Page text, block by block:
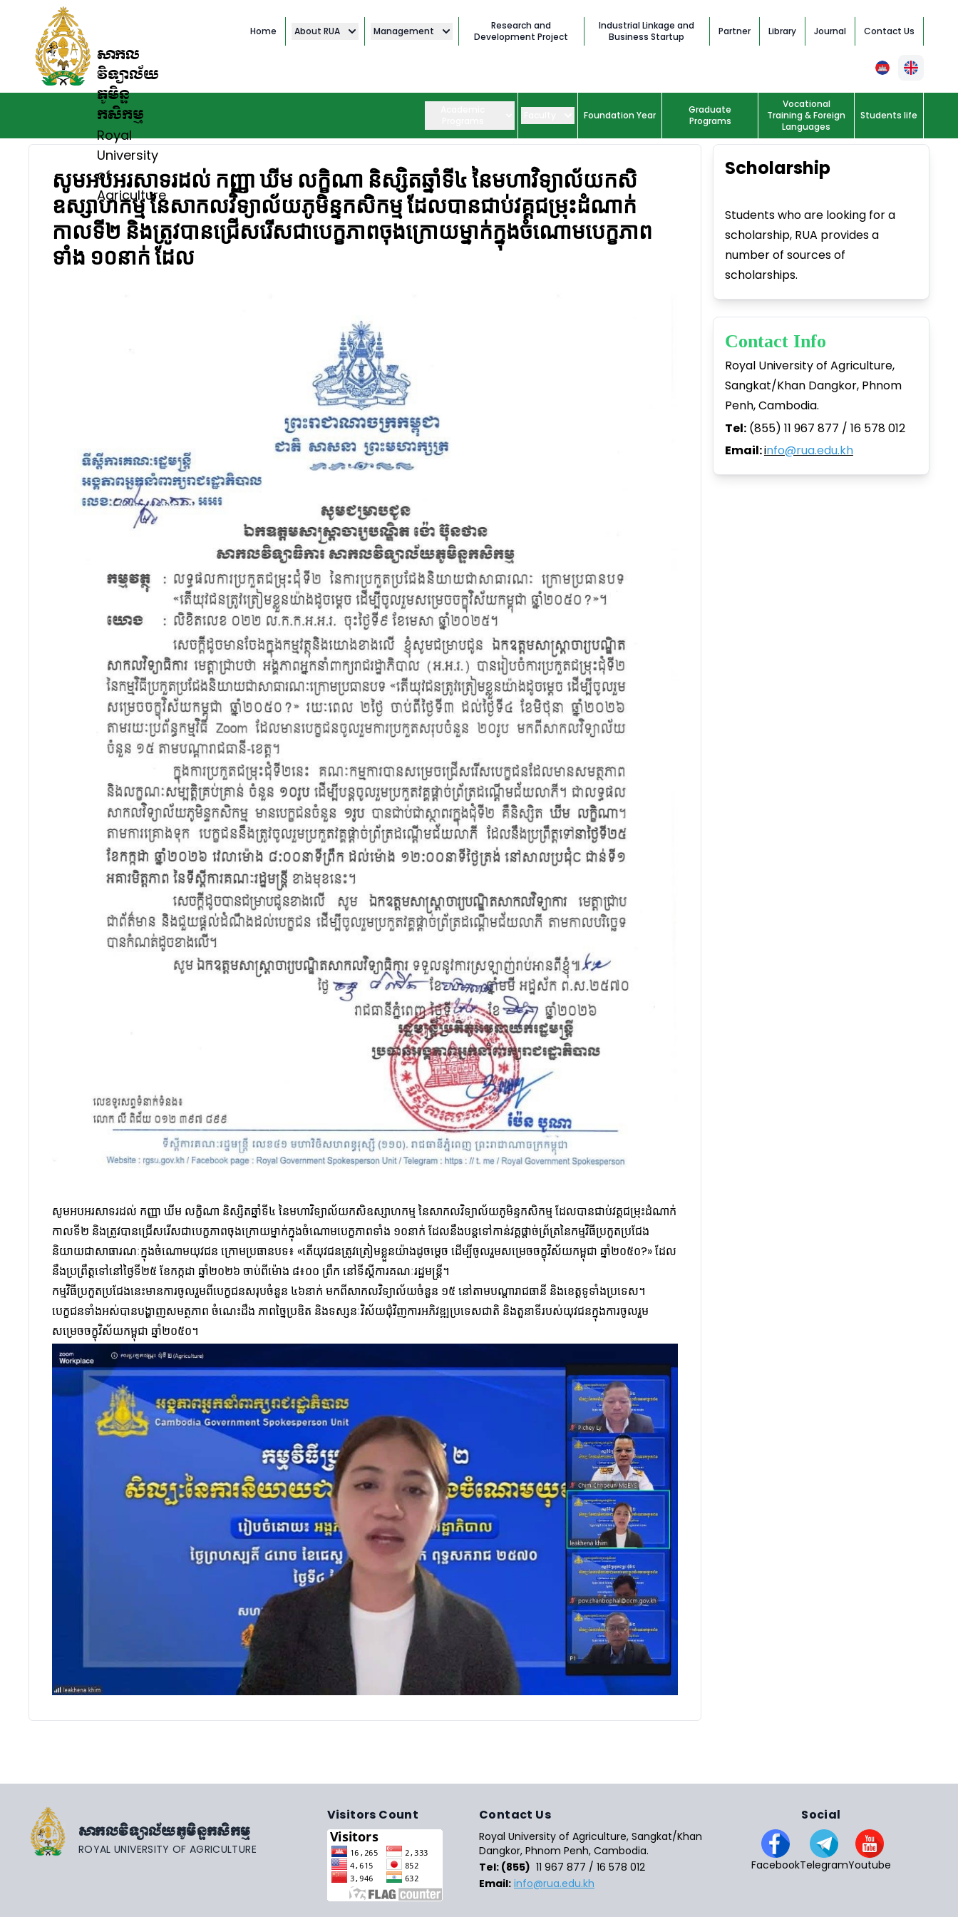
សាកល
វិទ្យាល័យ
ភូមិន្ទ
កសិកម្ម
Royal
University
of
Agriculture
Home About RUA Management
Research and
Development Project
Industrial Linkage and
Business Startup
Partner Library Journal Contact Us
Foundation Year
Graduate
Programs
Vocational
Training & Foreign
Languages
Students life
សូមអបអរសាទរដល់​​ កញ្ញា ឃីម លក្ខិណា និស្សិតឆ្នាំទី៤ នៃមហាវិទ្យាល័យកសិ
ឧស្សាហកម្ម នៃសាកលវិទ្យាល័យភូមិន្ទកសិកម្ម ដែលបានជាប់វគ្គជម្រុះដំណាក់
កាលទី២ និងត្រូវបានជ្រើសរើសជាបេក្ខភាពចុងក្រោយម្នាក់ក្នុងចំណោមបេក្ខភាព
ទាំង ១០នាក់ ដែល
សូមអបអរសាទរដល់​​ កញ្ញា ឃីម លក្ខិណា និស្សិតឆ្នាំទី៤ នៃមហាវិទ្យាល័យកសិឧស្សាហកម្ម នៃសាកលវិទ្យាល័យភូមិន្ទកសិកម្ម ដែលបានជាប់វគ្គជម្រុះដំណាក់
កាលទី២ និងត្រូវបានជ្រើសរើសជាបេក្ខភាពចុងក្រោយម្នាក់ក្នុងចំណោមបេក្ខភាពទាំង ១០នាក់ ដែលនឹងបន្តទៅកាន់វគ្គផ្តាច់ព្រ័ត្រនៃកម្មវិធីប្រកួតប្រជែង
និយាយជាសាធារណៈក្នុងចំណោមយុវជន ក្រោមប្រធានបទ៖ «តើយុវជនត្រូវត្រៀមខ្លួនយ៉ាងដូចម្តេច ដើម្បីចូលរួមសម្រេចចក្ខុវិស័យកម្ពុជា ឆ្នាំ២០៥០?» ដែល
នឹងប្រព្រឹត្តទៅនៅថ្ងៃទី២៥ ខែកក្កដា ឆ្នាំ២០២៦ ចាប់ពីម៉ោង ៨៖០០ ព្រឹក នៅទីស្តីការគណៈរដ្ឋមន្ត្រី។
កម្មវិធីប្រកួតប្រជែងនេះមានការចូលរួមពីបេក្ខជនសរុបចំនួន ៤៦នាក់ មកពីសាកលវិទ្យាល័យចំនួន ១៥ នៅតាមបណ្តារាជធានី និងខេត្តទូទាំងប្រទេស។
បេក្ខជនទាំងអស់បានបង្ហាញសមត្ថភាព ចំណេះដឹង ភាពច្នៃប្រឌិត និងទស្សនៈវិស័យជុំវិញការអភិវឌ្ឍប្រទេសជាតិ និងតួនាទីរបស់យុវជនក្នុងការចូលរួម
សម្រេចចក្ខុវិស័យកម្ពុជា ឆ្នាំ២០៥០។
Scholarship
Students who are looking for a
scholarship, RUA provides a
number of sources of
scholarships.
Contact Info
Royal University of Agriculture,
Sangkat/Khan Dangkor, Phnom
Penh, Cambodia.
Tel:(855) 11 967 877 / 16 578 012
Email:info@rua.edu.kh
សាកលវិទ្យាល័យភូមិន្ទកសិកម្ម
ROYAL UNIVERSITY OF AGRICULTURE
Visitors Count Contact Us
Royal University of Agriculture, Sangkat/Khan
Dangkor, Phnom Penh, Cambodia.
Tel: (855) 11 967 877 / 16 578 012
Email: info@rua.edu.kh
Social
FacebookTelegramYoutube